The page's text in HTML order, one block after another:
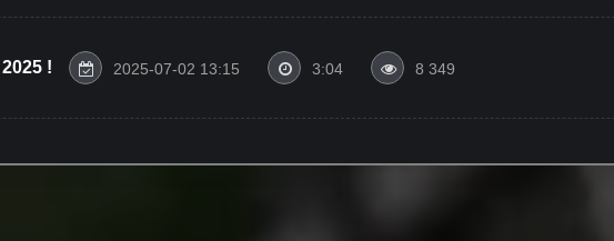
! 2025-07-02 13:15 3:04 8 349